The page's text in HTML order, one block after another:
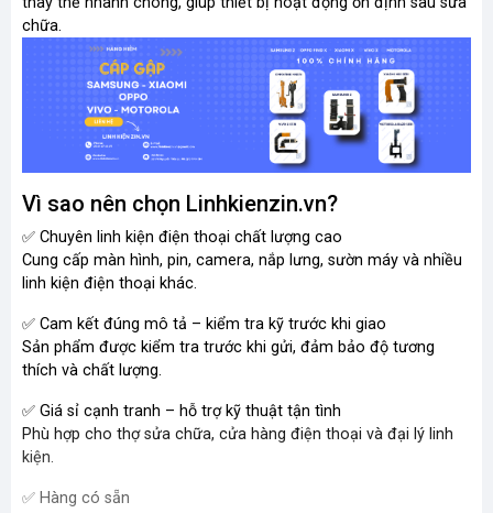
chữa.
Vì sao nên chọn Linhkienzin.vn?
✅ Chuyên linh kiện điện thoại chất lượng cao
Cung cấp màn hình, pin, camera, nắp lưng, sườn máy và nhiều
linh kiện điện thoại khác.
✅ Cam kết đúng mô tả – kiểm tra kỹ trước khi giao
Sản phẩm được kiểm tra trước khi gửi, đảm bảo độ tương
thích và chất lượng.
✅ Giá sỉ cạnh tranh – hỗ trợ kỹ thuật tận tình
Phù hợp cho thợ sửa chữa, cửa hàng điện thoại và đại lý linh
kiện.
✅ Hàng có sẵn